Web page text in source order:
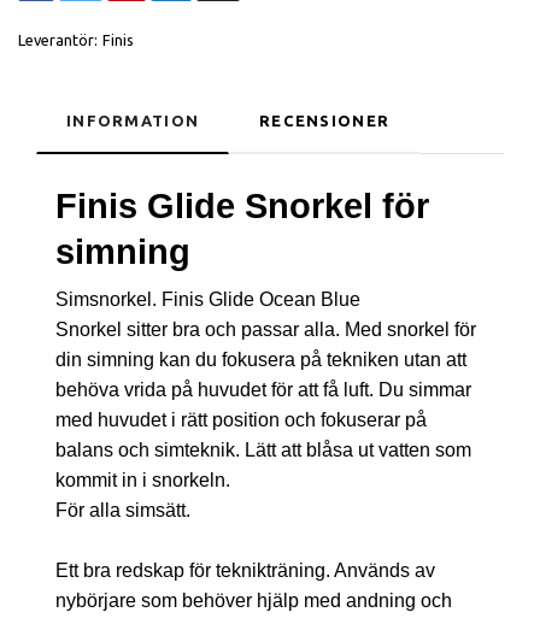
Leverantör: Finis
INFORMATION RECENSIONER
Finis Glide Snorkel för
simning
Simsnorkel. Finis Glide Ocean Blue
Snorkel sitter bra och passar alla. Med snorkel för
din simning kan du fokusera på tekniken utan att
behöva vrida på huvudet för att få luft. Du simmar
med huvudet i rätt position och fokuserar på
balans och simteknik. Lätt att blåsa ut vatten som
kommit in i snorkeln.
För alla simsätt.
Ett bra redskap för teknikträning. Används av
nybörjare som behöver hjälp med andning och